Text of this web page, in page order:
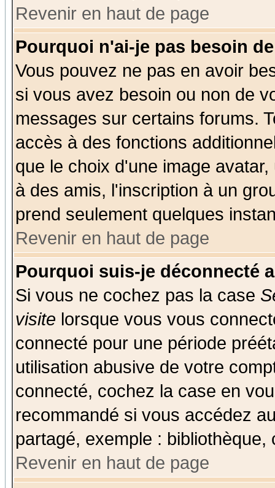
Revenir en haut de page
Pourquoi n'ai-je pas besoin
Vous pouvez ne pas en avoir
si vous avez besoin ou non de
messages sur certains forums.
accès à des fonctions
que le choix d'une image
à des amis, l'inscription à un
prend seulement quelques
Revenir en haut de page
Pourquoi suis-je déconnecté
Si vous ne cochez pas la case
visite lorsque vous vous
connecté pour une période
utilisation abusive de votre
connecté, cochez la case en
recommandé si vous accédez
partagé, exemple :
Revenir en haut de page